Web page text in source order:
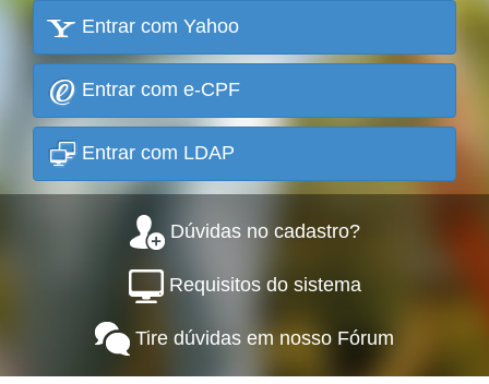
Entrar com Yahoo
Entrar com e-CPF
Entrar com LDAP
Dúvidas no cadastro?
Requisitos do sistema
Tire dúvidas em nosso Fórum